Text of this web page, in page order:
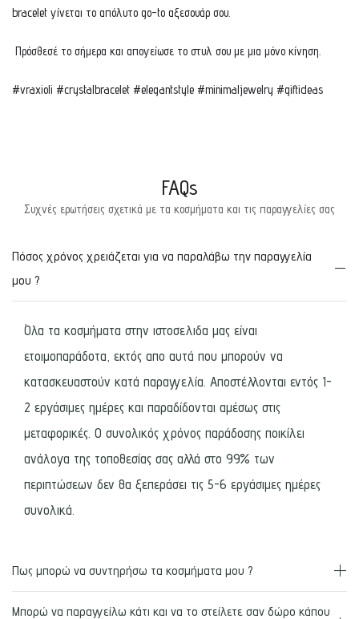
bracelet γίνεται το απόλυτο go-to αξεσουάρ σου.
Πρόσθεσέ το σήμερα και απογείωσε το στυλ σου με μια μόνο κίνηση.
#vraxioli #crystalbracelet #elegantstyle #minimaljewelry #giftideas
FAQs
Συχνές ερωτήσεις σχετικά με τα κοσμήματα και τις παραγγελίες σας
Πόσος χρόνος χρειάζεται για να παραλάβω την παραγγελία
μου ?
Όλα τα κοσμήματα στην ιστοσελιδα μας είναι
ετοιμοπαράδοτα, εκτός απο αυτά που μπορούν να
κατασκευαστούν κατά παραγγελία. Αποστέλλονται εντός 1-
2 εργάσιμες ημέρες και παραδίδονται αμέσως στις
μεταφορικές. Ο συνολικός χρόνος παράδοσης ποικίλει
ανάλογα της τοποθεσίας σας αλλά στο 99% των
περιπτώσεων δεν θα ξεπεράσει τις 5-6 εργάσιμες ημέρες
συνολικά.
Πως μπορώ να συντηρήσω τα κοσμήματα μου ?
Μπορώ να παραγγείλω κάτι και να το στείλετε σαν δώρο κάπου